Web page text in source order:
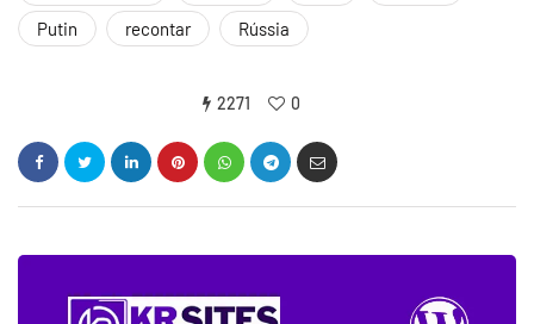
Putin recontar Rússia
2271 0